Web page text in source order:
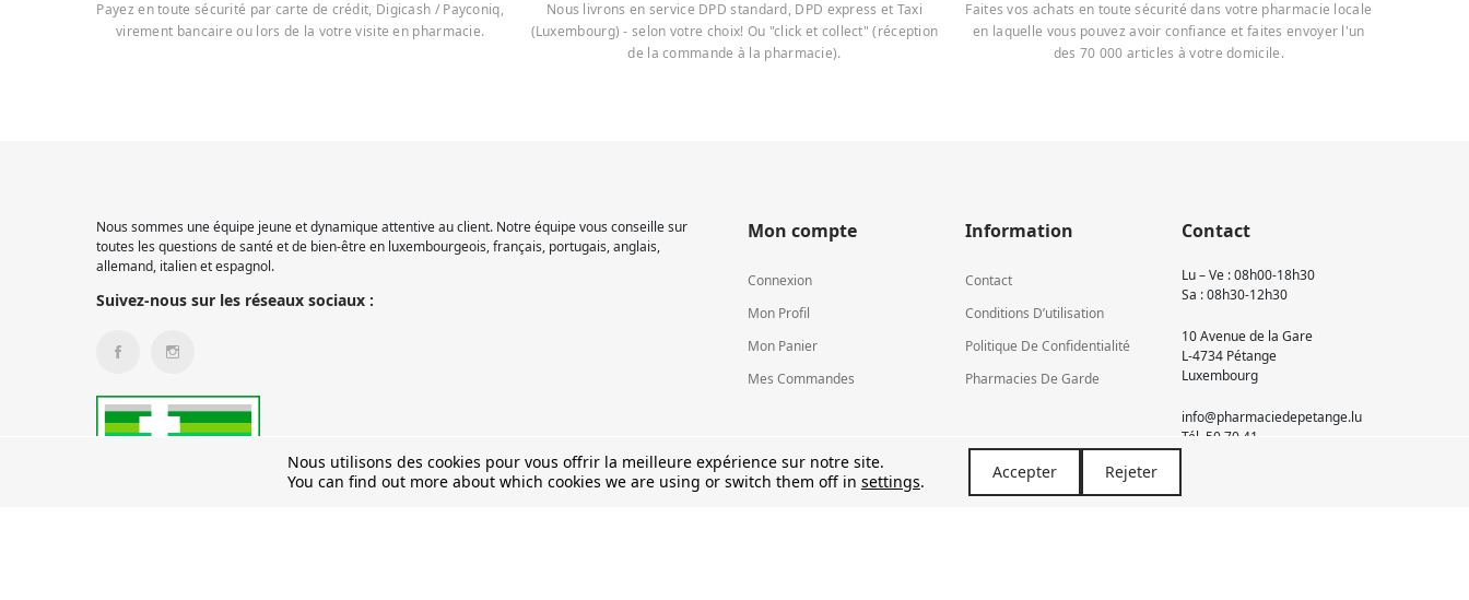
Payez en toute sécurité par carte de crédit, Digicash / Payconiq,
virement bancaire ou lors de la votre visite en pharmacie.
Nous livrons en service DPD standard, DPD express et Taxi
(Luxembourg) - selon votre choix! Ou "click et collect" (réception
de la commande à la pharmacie).
Faites vos achats en toute sécurité dans votre pharmacie locale
en laquelle vous pouvez avoir confiance et faites envoyer l'un
des 70 000 articles à votre domicile.
Nous sommes une équipe jeune et dynamique attentive au client. Notre équipe vous conseille sur
toutes les questions de santé et de bien-être en luxembourgeois, français, portugais, anglais,
allemand, italien et espagnol.
Suivez-nous sur les réseaux sociaux :
Mon compte
Connexion
Mon Profil
Mon Panier
Mes Commandes
Information
Contact
Conditions D’utilisation
Politique De Confidentialité
Pharmacies De Garde
Contact
Lu – Ve : 08h00-18h30
Sa : 08h30-12h30
10 Avenue de la Gare
L-4734 Pétange
Luxembourg
info@pharmaciedepetange.lu
Tél. 50 70 41
Nous utilisons des cookies pour vous offrir la meilleure expérience sur notre site.
You can find out more about which cookies we are using or switch them off in settings. Accepter Rejeter